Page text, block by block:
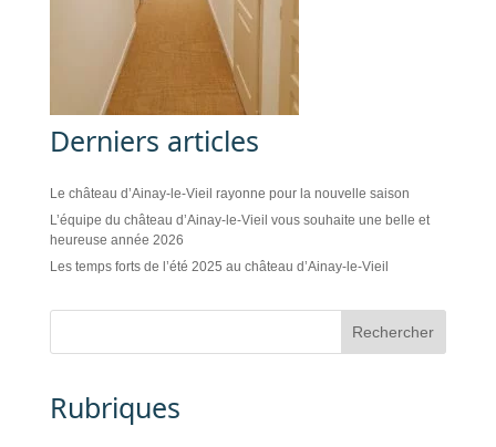
Derniers articles
Le château d’Ainay-le-Vieil rayonne pour la nouvelle saison
L’équipe du château d’Ainay-le-Vieil vous souhaite une belle et
heureuse année 2026
Les temps forts de l’été 2025 au château d’Ainay-le-Vieil
Rubriques